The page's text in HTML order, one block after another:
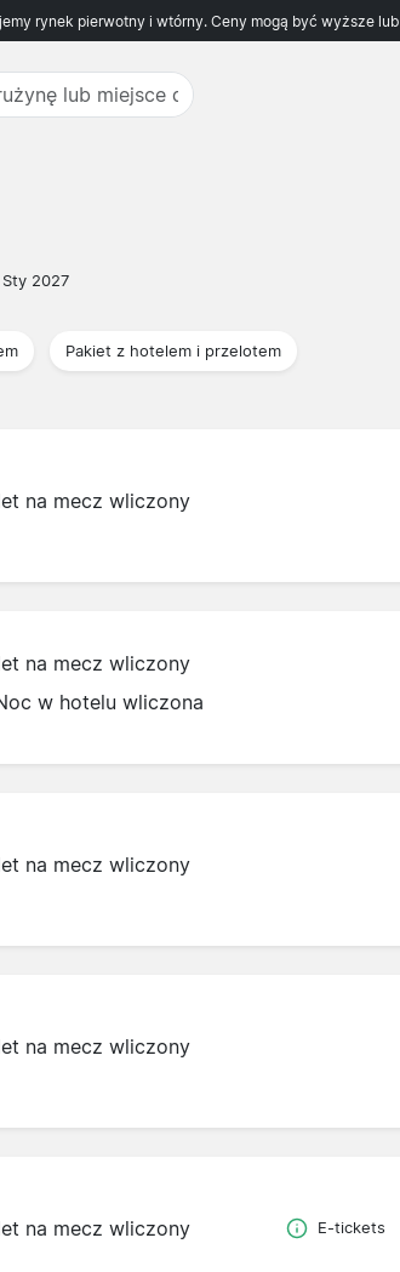
rynek pierwotny i wtórny. Ceny mogą być wyższe
Sty 2027
Pakiet z hotelem i przelotem
na mecz wliczony
na mecz wliczony
w hotelu wliczona
na mecz wliczony
na mecz wliczony
na mecz wliczony E-tickets